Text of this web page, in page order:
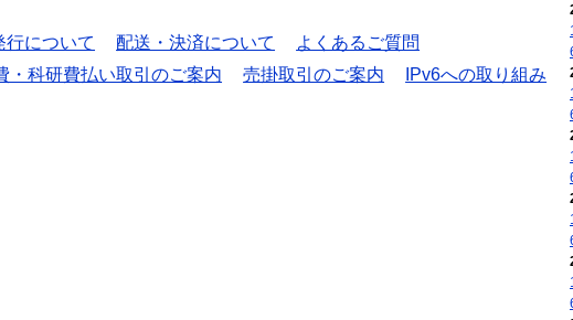
行について 配送・決済について
よくあるご質問
・科研費払い取引のご案内 売掛取引のご案内
IPv6への取り組み